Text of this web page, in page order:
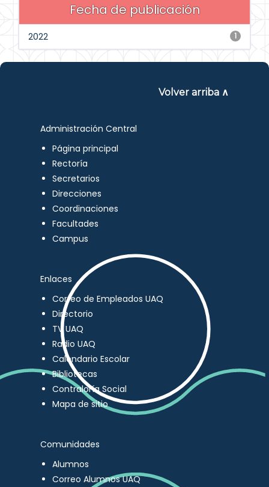
Fecha de publicación
1
2022
Volver arriba ∧
Administración Central
Página principal
Rectoría
Secretarios
Direcciones
Coordinaciones
Facultades
Campus
Enlaces
Correo de Empleados UAQ
Directorio
TV UAQ
Radio UAQ
Calendario Escolar
Bibliotecas
Contraloría Social
Mapa de sitio
Comunidades
Alumnos
Correo Alumnos UAQ